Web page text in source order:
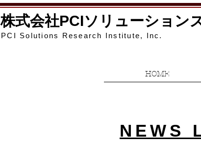
株式会社PCIソリューション
PCI Solutions Research Institute, Inc.
HOME
NEWS